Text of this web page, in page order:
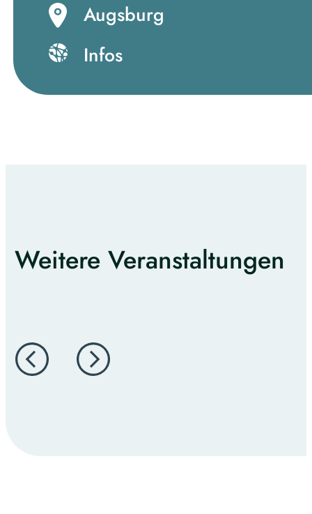
Augsburg
Infos
Weitere Veranstaltungen